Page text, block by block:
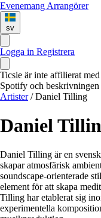
Evenemang Arrangörer
sv
Logga in Registrera
Ticsie är inte affilierat
Spotify och
Artister / Daniel Tilling
Daniel
Daniel Tilling är en
skapar atmosfärisk
soundscape-orienterade
element för att skapa
Tilling har etablerat sig
experimentella